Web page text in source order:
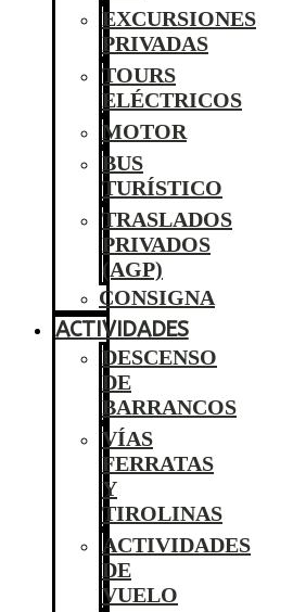
EXCURSIONES
PRIVADAS
TOURS
ELÉCTRICOS
MOTOR
BUS
TURÍSTICO
TRASLADOS
PRIVADOS
(AGP)
CONSIGNA
ACTIVIDADES
DESCENSO
DE
BARRANCOS
VÍAS
FERRATAS
Y
TIROLINAS
ACTIVIDADES
DE
VUELO